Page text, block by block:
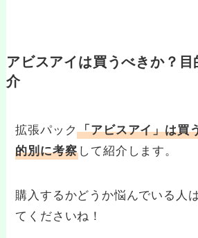
アビスアイは買うべきか？
介
拡張パック「アビスアイ」は買
的別に考察して紹介します。
購入するかどうか悩んでいる人
てくださいね！